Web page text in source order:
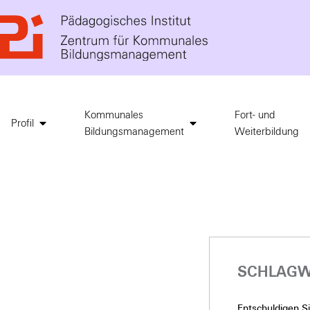
Profil
Kommunales
Bildungsmanagement
Fort- und
Weiterbildung